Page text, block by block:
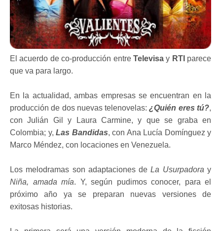
El acuerdo de co-producción entre Televisay RTI parece
que va para largo.
En la actualidad, ambas empresas se encuentran en la
producción de dos nuevas telenovelas:¿Quién eres tú?,
con Julián Gil y Laura Carmine, y que se graba en
Colombia; y, Las Bandidas, con Ana Lucía Domínguez y
Marco Méndez, con locaciones en Venezuela.
Los melodramas son adaptaciones deLa Usurpadora y
Niña, amada mía. Y, según pudimos conocer, para el
próximo año ya se preparan nuevas versiones de
exitosas historias.